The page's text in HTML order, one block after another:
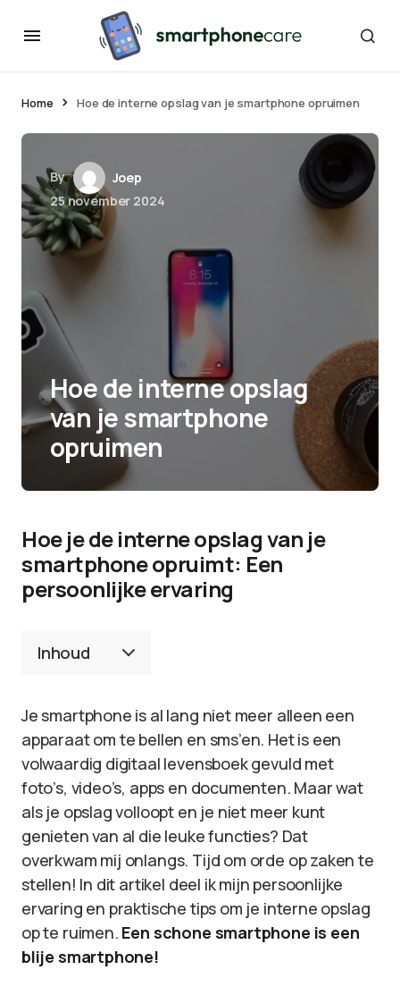
Home Hoe de interne opslag van je smartphone opruimen
By
Joep
25 november 2024
Hoe de interne opslag
van je smartphone
opruimen
Hoe je de interne opslag van je
smartphone opruimt: Een
persoonlijke ervaring
Inhoud
Je smartphone is al lang niet meer alleen een
apparaat om te bellen en sms’en. Het is een
volwaardig digitaal levensboek gevuld met
foto’s, video’s, apps en documenten. Maar wat
als je opslag volloopt en je niet meer kunt
genieten van al die leuke functies? Dat
overkwam mij onlangs. Tijd om orde op zaken te
stellen! In dit artikel deel ik mijn persoonlijke
ervaring en praktische tips om je interne opslag
op te ruimen. Een schone smartphone is een
blije smartphone!